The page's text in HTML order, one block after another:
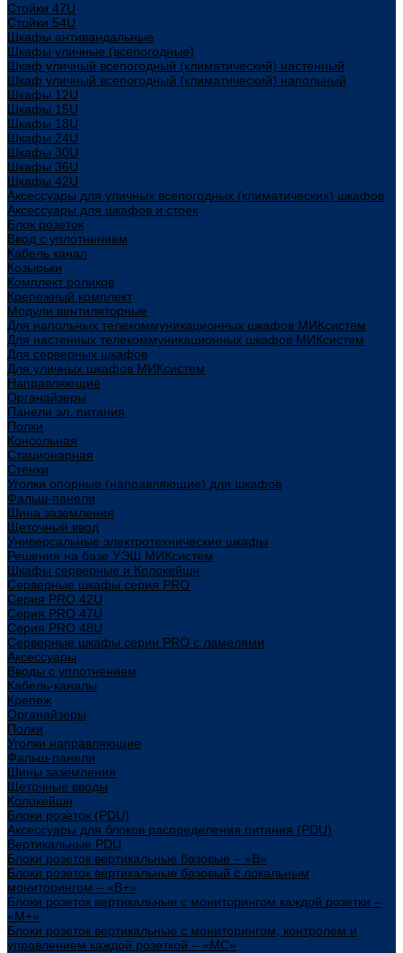
Стойки 47U
Стойки 54U
Шкафы антивандальные
Шкафы уличные (всепогодные)
Шкаф уличный всепогодный (климатический) настенный
Шкаф уличный всепогодный (климатический) напольный
Шкафы 12U
Шкафы 15U
Шкафы 18U
Шкафы 24U
Шкафы 30U
Шкафы 36U
Шкафы 42U
Аксессуары для уличных всепогодных (климатических) шкафов
Аксессуары для шкафов и стоек
Блок розеток
Ввод с уплотнением
Кабель канал
Козырьки
Комплект роликов
Крепежный комплект
Модули вентиляторные
Для напольных телекоммуникационных шкафов МИКсистем
Для настенных телекоммуникационных шкафов МИКсистем
Для серверных шкафов
Для уличных шкафов МИКсистем
Направляющие
Органайзеры
Панели эл. питания
Полки
Консольная
Стационарная
Стенки
Уголки опорные (направляющие) для шкафов
Фальш-панели
Шина заземления
Щеточный ввод
Универсальные электротехнические шкафы
Решения на базе УЭШ МИКсистем
Шкафы серверные и Колокейшн
Серверные шкафы серия PRO
Серия PRO 42U
Серия PRO 47U
Серия PRO 48U
Серверные шкафы серии PRO с ламелями
Аксессуары
Вводы с уплотнением
Кабель-каналы
Крепеж
Органайзеры
Полки
Уголки направляющие
Фальш-панели
Шины заземления
Щеточные вводы
Колокейшн
Блоки розеток (PDU)
Аксессуары для блоков распределения питания (PDU)
Вертикальные PDU
Блоки розеток вертикальные базовые – «В»
Блоки розеток вертикальные базовый с локальным
мониторингом – «В+»
Блоки розеток вертикальные с мониторингом каждой розетки –
«М+»
Блоки розеток вертикальные с мониторингом, контролем и
управлением каждой розеткой – «МС»